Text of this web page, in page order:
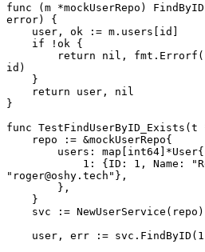
func (m *mockUserRepo ) FindByID
error) {
    user, ok
:= m.users[id]
    if
! ok {
        return
nil , fmt. Errorf (
id)
    }
    return
user, nil
}
func TestFindUserByID_Exists (t
    repo
:= &mockUserRepo{
        users:
map [ int64] *User{
            1
: {ID: 1 , Name:
"roger@oshy.tech" },
        },
    }
    svc
:= NewUserService (repo)
    user, err
:= svc. FindByID ( 1